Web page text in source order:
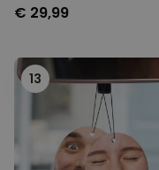
€ 29,99
13